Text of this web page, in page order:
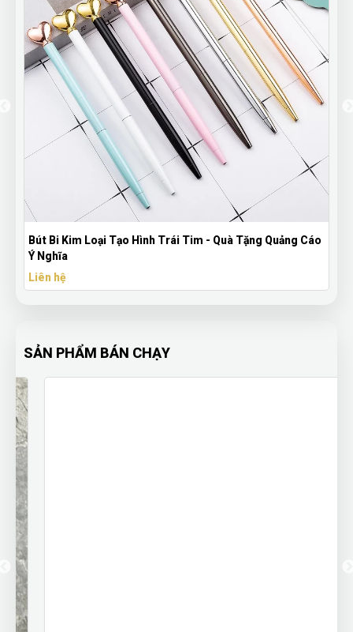
Bút Bi Kim Loại Tạo Hình Trái Tim - Quà Tặng Quảng Cáo
Ý Nghĩa
Liên hệ
SẢN PHẨM BÁN CHẠY